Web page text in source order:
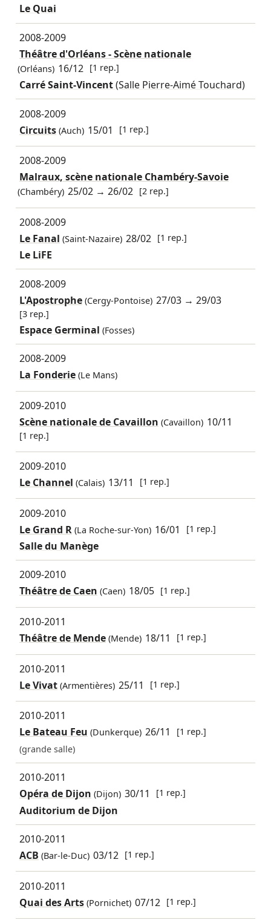
Le Quai
2008-2009
Théâtre d'Orléans - Scène nationale
(Orléans) 16/12 [1 rep.]
Carré Saint-Vincent(Salle Pierre-Aimé Touchard)
2008-2009
Circuits(Auch) 15/01 [1 rep.]
2008-2009
Malraux, scène nationale Chambéry-Savoie
(Chambéry) 25/02 →26/02 [2 rep.]
2008-2009
Le Fanal (Saint-Nazaire) 28/02 [1 rep.]
Le LiFE
2008-2009
L'Apostrophe(Cergy-Pontoise) 27/03 →29/03
[3 rep.]
Espace Germinal (Fosses)
2008-2009
La Fonderie(Le Mans)
2009-2010
Scène nationale de Cavaillon (Cavaillon) 10/11
[1 rep.]
2009-2010
Le Channel (Calais) 13/11 [1 rep.]
2009-2010
Le Grand R (La Roche-sur-Yon) 16/01 [1 rep.]
Salle du Manège
2009-2010
Théâtre de Caen (Caen) 18/05 [1 rep.]
2010-2011
Théâtre de Mende(Mende) 18/11 [1 rep.]
2010-2011
Le Vivat(Armentières) 25/11 [1 rep.]
2010-2011
Le Bateau Feu (Dunkerque) 26/11
[1 rep.]
(grande salle)
2010-2011
Opéra de Dijon (Dijon) 30/11 [1 rep.]
Auditorium de Dijon
2010-2011
ACB (Bar-le-Duc) 03/12 [1 rep.]
2010-2011
Quai des Arts(Pornichet) 07/12 [1 rep.]